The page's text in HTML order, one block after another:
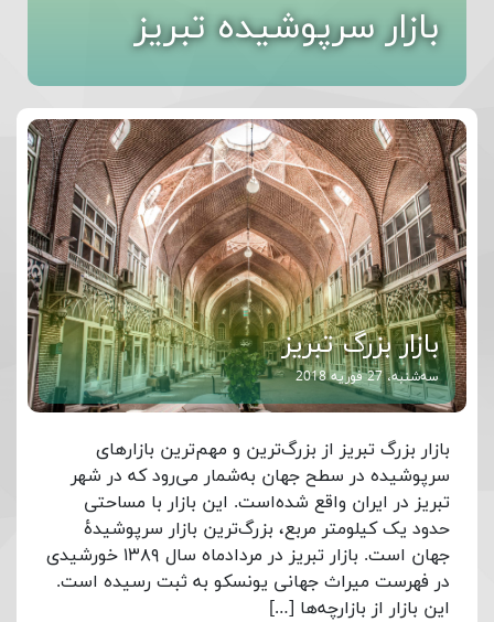
بازار سرپوشیده تبریز
بازار بزرگ تبریز
سه‌شنبه، 27 فوریه 2018
بازار بزرگ تبریز از بزرگ‌ترین و مهم‌ترین بازارهای
سرپوشیده در سطح جهان به‌شمار می‌رود که در شهر
تبریز در ایران واقع شده‌است. این بازار با مساحتی
حدود یک کیلومتر مربع، بزرگ‌ترین بازار سرپوشیدهٔ
جهان است. بازار تبریز در مردادماه سال ۱۳۸۹ خورشیدی
در فهرست میراث جهانی یونسکو به ثبت رسیده است.
این بازار از بازارچه‌ها […]